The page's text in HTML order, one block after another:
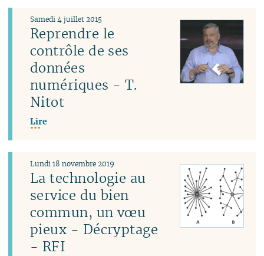
Reprendre le
contrôle de ses
données
numériques - T.
Nitot
Samedi 4 juillet 2015
Lire
La technologie au
service du bien
commun, un vœu
pieux - Décryptage
- RFI
Lundi 18 novembre 2019